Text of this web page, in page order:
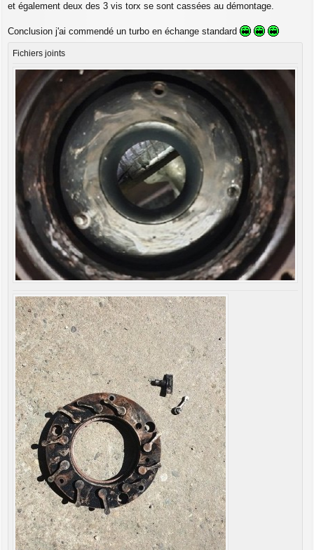
et également deux des 3 vis torx se sont cassées au démontage.
Conclusion j'ai commendé un turbo en échange standard
Fichiers joints